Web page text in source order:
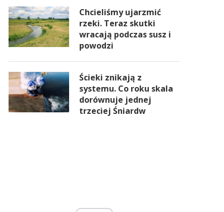
Chcieliśmy ujarzmić
rzeki. Teraz skutki
wracają podczas susz i
powodzi
Ścieki znikają z
systemu. Co roku skala
dorównuje jednej
trzeciej Śniardw